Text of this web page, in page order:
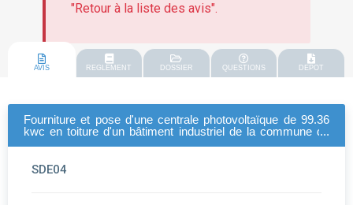
"Retour à la liste des avis".
AVIS REGLEMENT DOSSIER QUESTIONS DEPOT
Fourniture et pose d'une centrale photovoltaïque de 99.36
kwc en toiture d'un bâtiment industriel de la commune de
SDE04